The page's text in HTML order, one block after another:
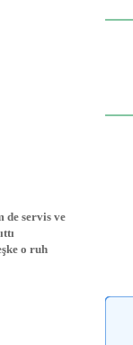
de servis ve
o ruh